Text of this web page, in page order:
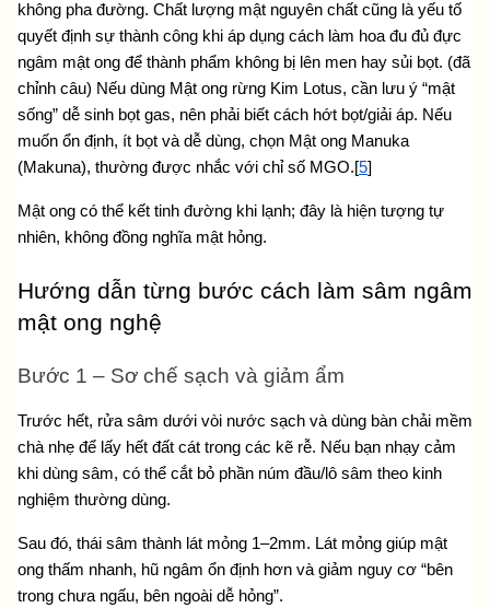
không pha đường. Chất lượng mật nguyên chất cũng là yếu tố
quyết định sự thành công khi áp dụng cách làm hoa đu đủ đực
ngâm mật ong để thành phẩm không bị lên men hay sủi bọt. (đã
chỉnh câu) Nếu dùng Mật ong rừng Kim Lotus, cần lưu ý “mật
sống” dễ sinh bọt gas, nên phải biết cách hớt bọt/giải áp. Nếu
muốn ổn định, ít bọt và dễ dùng, chọn Mật ong Manuka
(Makuna), thường được nhắc với chỉ số MGO.[5]
Mật ong có thể kết tinh đường khi lạnh; đây là hiện tượng tự
nhiên, không đồng nghĩa mật hỏng.
Hướng dẫn từng bước cách làm sâm ngâm
mật ong nghệ
Bước 1 – Sơ chế sạch và giảm ẩm
Trước hết, rửa sâm dưới vòi nước sạch và dùng bàn chải mềm
chà nhẹ để lấy hết đất cát trong các kẽ rễ. Nếu bạn nhạy cảm
khi dùng sâm, có thể cắt bỏ phần núm đầu/lô sâm theo kinh
nghiệm thường dùng.
Sau đó, thái sâm thành lát mỏng 1–2mm. Lát mỏng giúp mật
ong thấm nhanh, hũ ngâm ổn định hơn và giảm nguy cơ “bên
trong chưa ngấu, bên ngoài dễ hỏng”.